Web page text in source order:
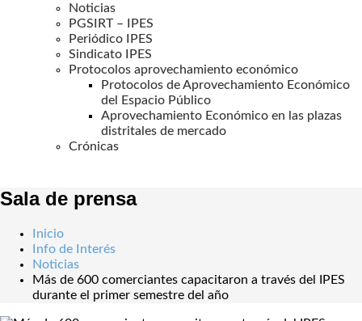
Noticias
PGSIRT – IPES
Periódico IPES
Sindicato IPES
Protocolos aprovechamiento económico
Protocolos de Aprovechamiento Económico
del Espacio Público
Aprovechamiento Económico en las plazas
distritales de mercado
Crónicas
Sala de prensa
Inicio
Info de Interés
Noticias
Más de 600 comerciantes capacitaron a través del IPES
durante el primer semestre del año